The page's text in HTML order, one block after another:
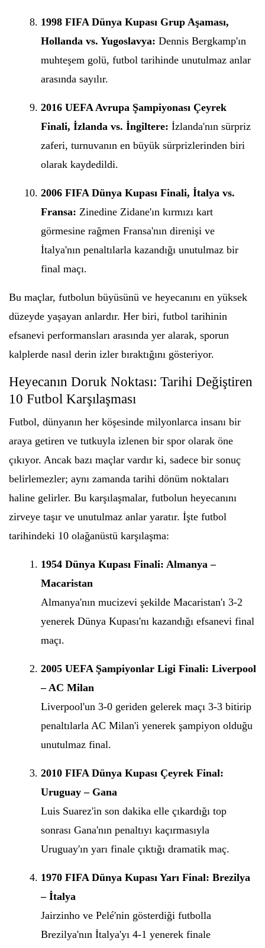
1998 FIFA Dünya Kupası Grup Aşaması,
Hollanda vs. Yugoslavya: Dennis Bergkamp'ın
muhteşem golü, futbol tarihinde unutulmaz anlar
arasında sayılır.
2016 UEFA Avrupa Şampiyonası Çeyrek
Finali, İzlanda vs. İngiltere: İzlanda'nın sürpriz
zaferi, turnuvanın en büyük sürprizlerinden biri
olarak kaydedildi.
2006 FIFA Dünya Kupası Finali, İtalya vs.
Fransa: Zinedine Zidane'ın kırmızı kart
görmesine rağmen Fransa'nın direnişi ve
İtalya'nın penaltılarla kazandığı unutulmaz bir
final maçı.
Bu maçlar, futbolun büyüsünü ve heyecanını en yüksek
düzeyde yaşayan anlardır. Her biri, futbol tarihinin
efsanevi performansları arasında yer alarak, sporun
kalplerde nasıl derin izler bıraktığını gösteriyor.
Heyecanın Doruk Noktası: Tarihi Değiştiren
10 Futbol Karşılaşması
Futbol, dünyanın her köşesinde milyonlarca insanı bir
araya getiren ve tutkuyla izlenen bir spor olarak öne
çıkıyor. Ancak bazı maçlar vardır ki, sadece bir sonuç
belirlemezler; aynı zamanda tarihi dönüm noktaları
haline gelirler. Bu karşılaşmalar, futbolun heyecanını
zirveye taşır ve unutulmaz anlar yaratır. İşte futbol
tarihindeki 10 olağanüstü karşılaşma:
1954 Dünya Kupası Finali: Almanya –
Macaristan
Almanya'nın mucizevi şekilde Macaristan'ı 3-2
yenerek Dünya Kupası'nı kazandığı efsanevi final
maçı.
2005 UEFA Şampiyonlar Ligi Finali: Liverpool
– AC Milan
Liverpool'un 3-0 geriden gelerek maçı 3-3 bitirip
penaltılarla AC Milan'i yenerek şampiyon olduğu
unutulmaz final.
2010 FIFA Dünya Kupası Çeyrek Final:
Uruguay – Gana
Luis Suarez'in son dakika elle çıkardığı top
sonrası Gana'nın penaltıyı kaçırmasıyla
Uruguay'ın yarı finale çıktığı dramatik maç.
1970 FIFA Dünya Kupası Yarı Final: Brezilya
– İtalya
Jairzinho ve Pelé'nin gösterdiği futbolla
Brezilya'nın İtalya'yı 4-1 yenerek finale